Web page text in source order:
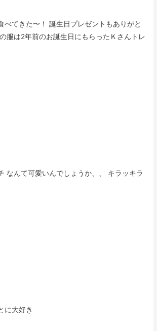
べてきた〜！ 誕生日プレゼントもありがと
服は2年前のお誕生日にもらったＫさんトレ
なんて可愛いんでしょうか、、 キラッキラ
に大好き